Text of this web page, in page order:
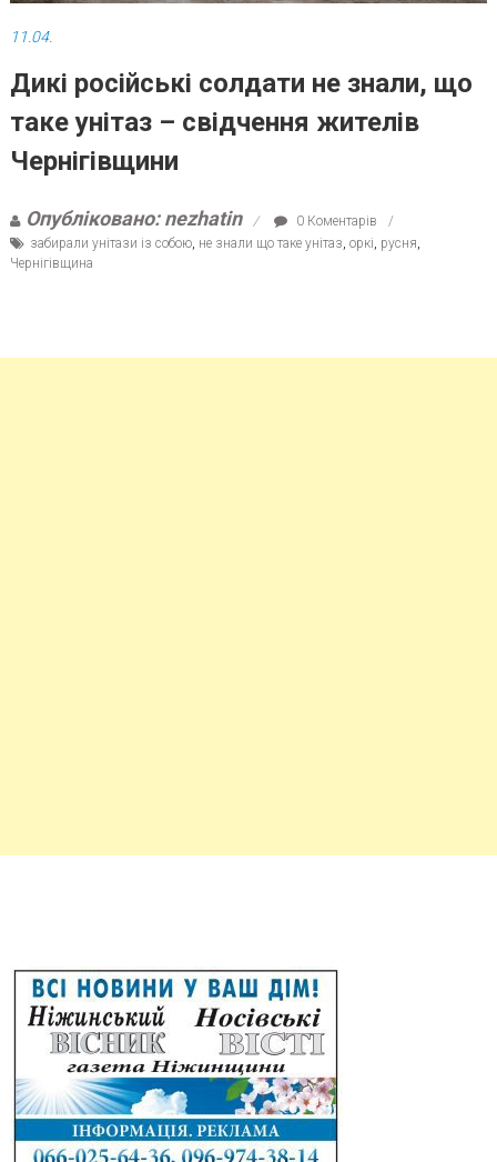
11.04.
Дикі російські солдати не знали, що
таке унітаз – свідчення жителів
Чернігівщини
Опубліковано: nezhatin
0 Коментарів
забирали унітази із собою, не знали що таке унітаз оркі русня
Чернігівщина